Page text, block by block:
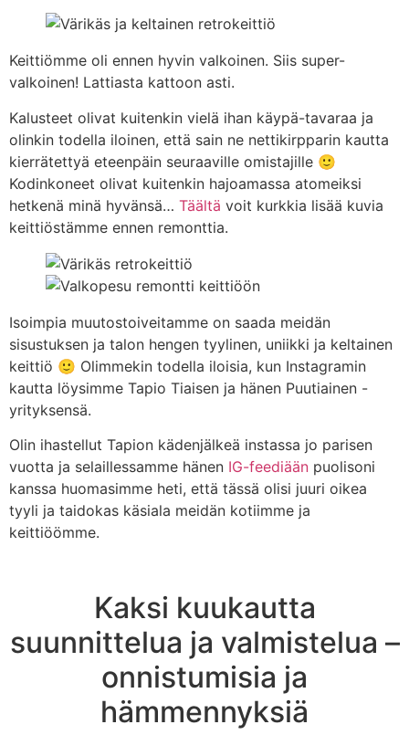
Keittiömme oli ennen hyvin valkoinen. Siis super-
valkoinen! Lattiasta kattoon asti.
Kalusteet olivat kuitenkin vielä ihan käypä-tavaraa ja
olinkin todella iloinen, että sain ne nettikirpparin kautta
kierrätettyä eteenpäin seuraaville omistajille 🙂
Kodinkoneet olivat kuitenkin hajoamassa atomeiksi
hetkenä minä hyvänsä… Täältä voit kurkkia lisää kuvia
keittiöstämme ennen remonttia.
Isoimpia muutostoiveitamme on saada meidän
sisustuksen ja talon hengen tyylinen, uniikki ja keltainen
keittiö 🙂 Olimmekin todella iloisia, kun Instagramin
kautta löysimme Tapio Tiaisen ja hänen Puutiainen -
yrityksensä.
Olin ihastellut Tapion kädenjälkeä instassa jo parisen
vuotta ja selaillessamme hänen IG-feediään puolisoni
kanssa huomasimme heti, että tässä olisi juuri oikea
tyyli ja taidokas käsiala meidän kotiimme ja
keittiöömme.
Kaksi kuukautta
suunnittelua ja valmistelua –
onnistumisia ja
hämmennyksiä